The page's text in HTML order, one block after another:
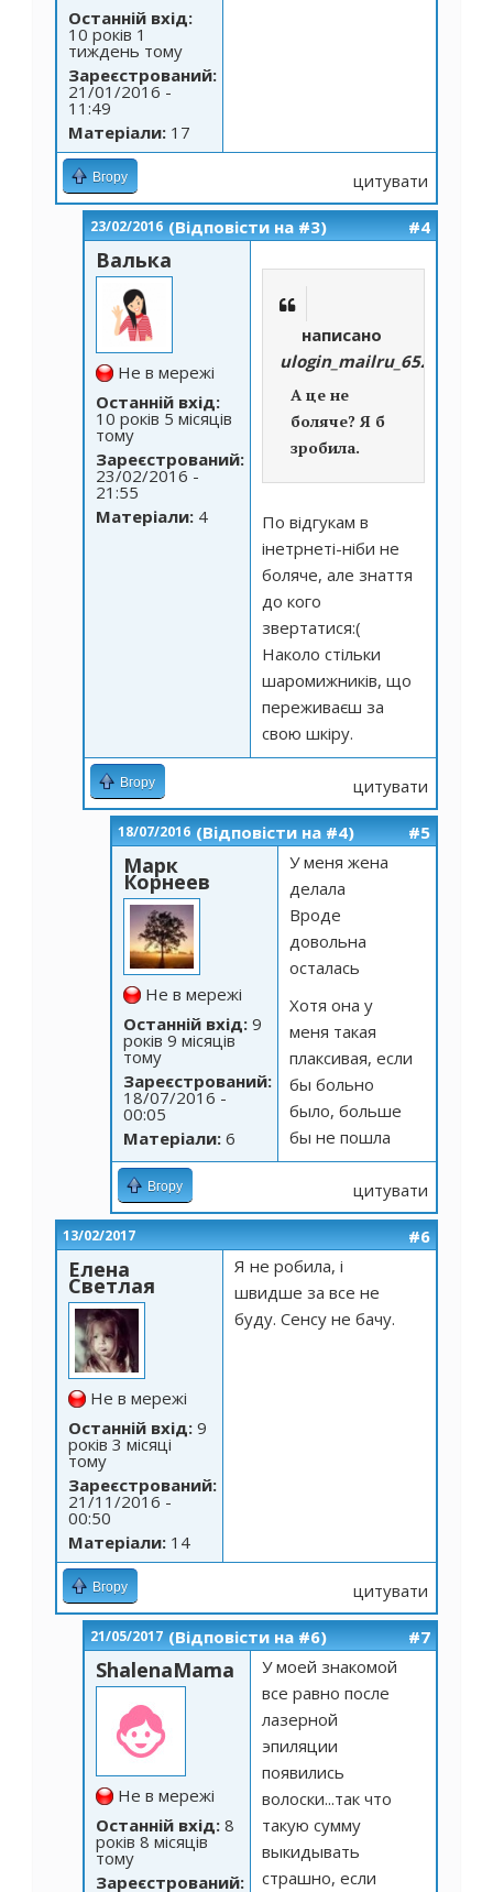
Останній вхід:
10 років 1
тиждень тому
Зареєстрований:
21/01/2016 -
11:49
Матеріали: 17
Вгору цитувати
23/02/2016 (Відповісти на #3) #4
Валька
Не в мережі
Останній вхід:
10 років 5 місяців
тому
Зареєстрований:
23/02/2016 -
21:55
Матеріали: 4
написано
А це не
боляче? Я б
зробила.
По відгукам в
інетрнеті-ніби не
боляче, але знаття
до кого
звертатися:(
Наколо стільки
шаромижників, що
переживаєш за
свою шкіру.
Вгору цитувати
18/07/2016 (Відповісти на #4) #5
Марк
Корнеев
Не в мережі
Останній вхід: 9
років 9 місяців
тому
Зареєстрований:
18/07/2016 -
00:05
Матеріали: 6
У меня жена
делала
Вроде
довольна
осталась
Хотя она у
меня такая
плаксивая, если
бы больно
было, больше
бы не пошла
Вгору цитувати
13/02/2017 #6
Елена
Светлая
Не в мережі
Останній вхід: 9
років 3 місяці
тому
Зареєстрований:
21/11/2016 -
00:50
Матеріали: 14
Я не робила, і
швидше за все не
буду. Сенсу не бачу.
Вгору цитувати
21/05/2017 (Відповісти на #6) #7
ShalenaMama
Не в мережі
Останній вхід: 8
років 8 місяців
тому
Зареєстрований:
У моей знакомой
все равно после
лазерной
эпиляции
появились
волоски...так что
такую сумму
выкидывать
страшно, если